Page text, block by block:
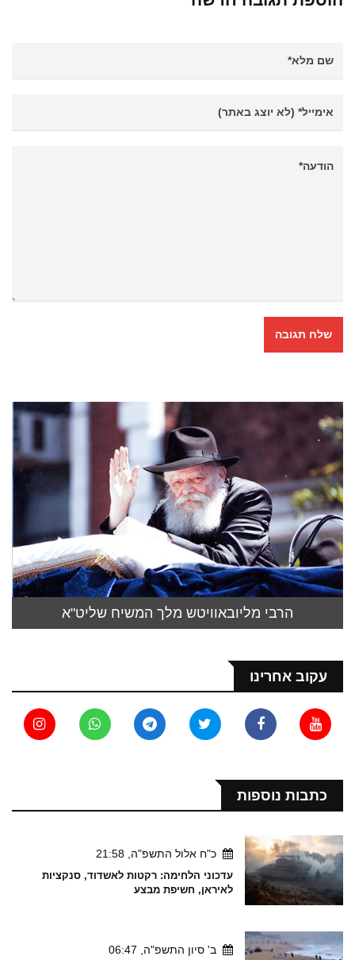
הרבי מליובאוויטש מלך המשיח שליט"א
עקוב אחרינו
כתבות נוספות
כ"ח אלול התשפ"ה, 21:58
עדכוני הלחימה: רקטות לאשדוד, סנקציות
לאיראן, חשיפת מבצע
ב' סיון התשפ"ה, 06:47